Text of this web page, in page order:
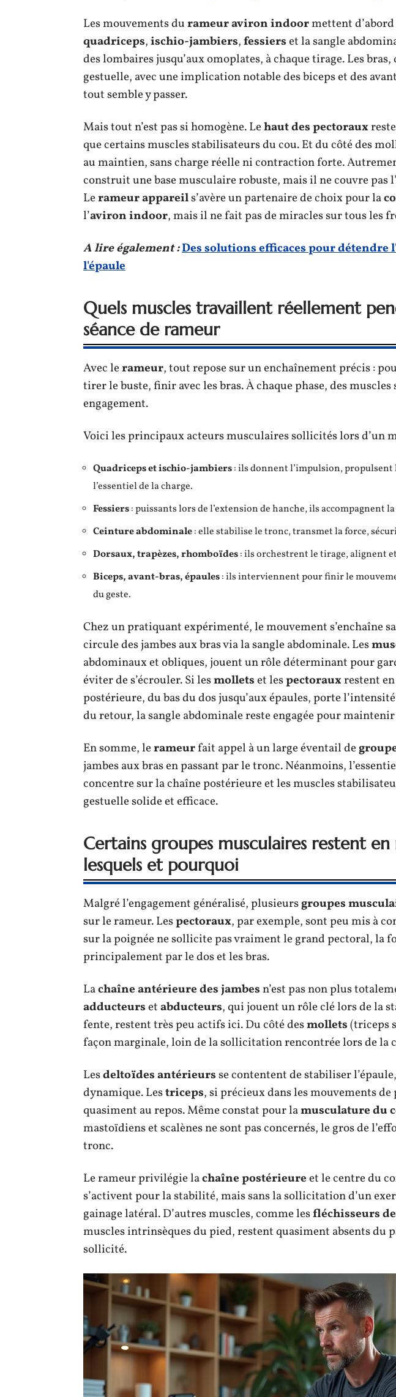
Les mouvements durameur aviron indoormettent
quadriceps,ischio-jambiers,fessierset la sangle
des lombaires jusqu’aux omoplates, à chaque tirage. Les
gestuelle, avec une implication notable des biceps et des
tout semble y passer.
Mais tout n’est pas si homogène. Lehaut des pectoraux
que certains muscles stabilisateurs du cou. Et du côté des
au maintien, sans charge réelle ni contraction forte.
construit une base musculaire robuste, mais il ne couvre pas
Lerameur appareils’avère un partenaire de choix pour la
l’aviron indoor, mais il ne fait pas de miracles sur tous les
A lire également :Des solutions efficaces pour détendre
l'épaule
Quels muscles travaillent réellement
séance de rameur
Avec lerameur, tout repose sur un enchaînement précis :
tirer le buste, finir avec les bras. À chaque phase, des
engagement.
Voici les principaux acteurs musculaires sollicités lors d’un
Quadriceps et ischio-jambiers: ils donnent l’impulsion, propulsent
l’essentiel de la charge.
Fessiers: puissants lors de l’extension de hanche, ils accompagnent
Ceinture abdominale: elle stabilise le tronc, transmet la force,
Dorsaux, trapèzes, rhomboïdes: ils orchestrent le tirage, alignent
Biceps, avant-bras, épaules: ils interviennent pour finir le
du geste.
Chez un pratiquant expérimenté, le mouvement s’enchaîne
circule des jambes aux bras via la sangle abdominale. Les
abdominaux et obliques, jouent un rôle déterminant pour
éviter de s’écrouler. Si lesmolletset lespectorauxrestent
postérieure, du bas du dos jusqu’aux épaules, porte
du retour, la sangle abdominale reste engagée pour
En somme, lerameurfait appel à un large éventail de
jambes aux bras en passant par le tronc. Néanmoins,
concentre sur la chaîne postérieure et les muscles
gestuelle solide et efficace.
Certains groupes musculaires restent
lesquels et pourquoi
Malgré l’engagement généralisé, plusieursgroupes
sur le rameur. Lespectoraux, par exemple, sont peu mis à
sur la poignée ne sollicite pas vraiment le grand pectoral, la
principalement par le dos et les bras.
Lachaîne antérieure des jambesn’est pas non plus
adducteursetabducteurs, qui jouent un rôle clé lors de la
fente, restent très peu actifs ici. Du côté desmollets(triceps
façon marginale, loin de la sollicitation rencontrée lors de la
Lesdeltoïdes antérieursse contentent de stabiliser
dynamique. Lestriceps, si précieux dans les mouvements de
quasiment au repos. Même constat pour lamusculature du
mastoïdiens et scalènes ne sont pas concernés, le gros de
tronc.
Le rameur privilégie lachaîne postérieureet le centre du
s’activent pour la stabilité, mais sans la sollicitation d’un
gainage latéral. D’autres muscles, comme lesfléchisseurs
muscles intrinsèques du pied, restent quasiment absents du
sollicité.